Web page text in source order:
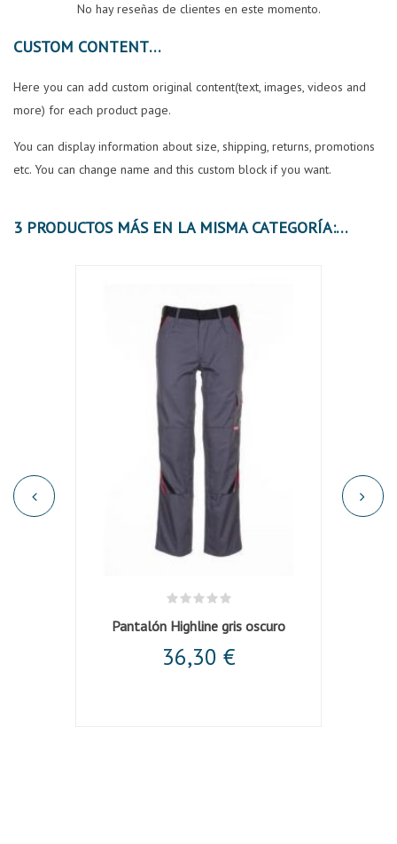
No hay reseñas de clientes en este momento.
CUSTOM CONTENT
Here you can add custom original content(text, images, videos and
more) for each product page.
You can display information about size, shipping, returns, promotions
etc. You can change name and this custom block if you want.
3 PRODUCTOS MÁS EN LA MISMA CATEGORÍA:
Pantalón Highline gris oscuro
36,30 €